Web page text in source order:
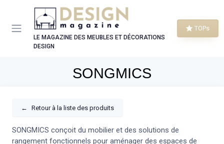
LE MAGAZINE DES MEUBLES ET DÉCORATIONS
DESIGN
TOPs
SONGMICS
← Retour à la liste des produits
SONGMICS conçoit du mobilier et des solutions de
rangement fonctionnels pour aménager des espaces de
Panneau de gestion des cookies